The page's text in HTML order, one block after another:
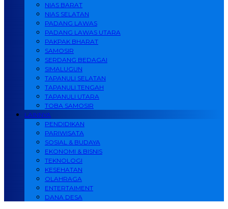
NIAS BARAT
NIAS SELATAN
PADANG LAWAS
PADANG LAWAS UTARA
PAKPAK BHARAT
SAMOSIR
SERDANG BEDAGAI
SIMALUGUN
TAPANULI SELATAN
TAPANULI TENGAH
TAPANULI UTARA
TOBA SAMOSIR
LAINNYA
PENDIDIKAN
PARIWISATA
SOSIAL & BUDAYA
EKONOMI & BISNIS
TEKNOLOGI
KESEHATAN
OLAHRAGA
ENTERTAIMENT
DANA DESA